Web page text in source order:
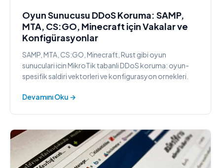
Oyun Sunucusu DDoS Koruma: SAMP,
MTA, CS:GO, Minecraft için Vakalar ve
Konfigürasyonlar
SAMP, MTA, CS:GO, Minecraft, Rust gibi oyun
sunuculari icin MikroTik tabanli DDoS koruma: oyun-
spesifik saldiri vektorleri ve konfigurasyon ornekleri.
Devamını Oku →